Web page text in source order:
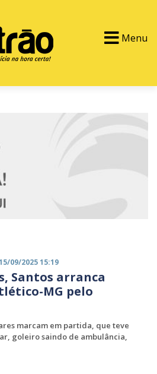
Menu
09/2025 15:19
Santos arranca
MG pelo
marcam em partida, que teve
goleiro saindo de ambulância,